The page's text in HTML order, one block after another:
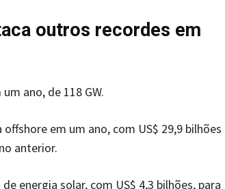
outros recordes em
ano, de 118 GW.
em um ano, com US$ 29,9 bilhões
anterior.
energia solar, com US$ 4,3 bilhões, para